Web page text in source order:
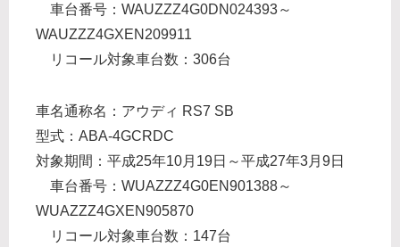
車台番号：WAUZZZ4G0DN024393～
WAUZZZ4GXEN209911
リコール対象車台数：306台
車名通称名：アウディ RS7 SB
型式：ABA-4GCRDC
対象期間：平成25年10月19日～平成27年3月9日
車台番号：WUAZZZ4G0EN901388～
WUAZZZ4GXEN905870
リコール対象車台数：147台